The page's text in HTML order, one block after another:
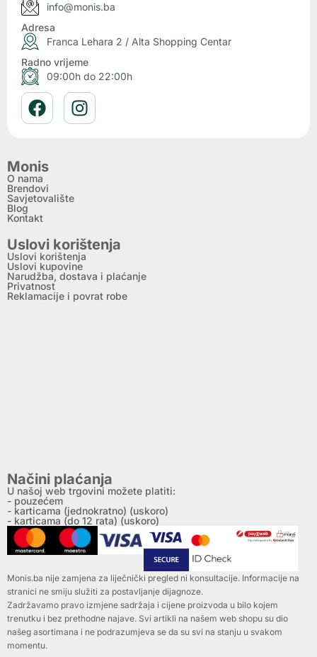
info@monis.ba
Adresa
Franca Lehara 2 / Alta Shopping Centar
Radno vrijeme
09:00h do 22:00h
Monis
O nama
Brendovi
Savjetovalište
Blog
Kontakt
Uslovi korištenja
Uslovi korištenja
Uslovi kupovine
Narudžba, dostava i plaćanje
Privatnost
Reklamacije i povrat robe
Načini plaćanja
U našoj web trgovini možete platiti:
- pouzećem
- karticama (jednokratno) (uskoro)
- karticama (do 12 rata) (uskoro)
Monis.ba nije zamjena za liječnički pregled ni konsultacije. Informacije na
stranici ne smiju služiti za postavljanje dijagnoze.
Zadržavamo pravo izmjene sadržaja i cijene proizvoda u bilo kojem
trenutku i bez prethodne najave. Svi artikli na našem web shopu su dio
našeg asortimana i ne podrazumjeva se da su svi na stanju u svakom
momentu.